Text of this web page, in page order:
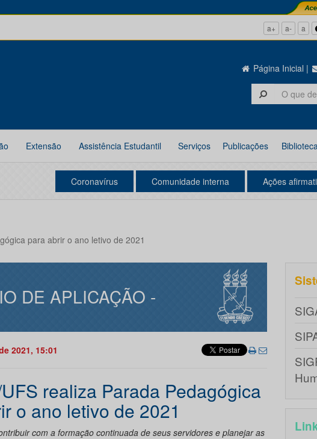
a+ a- a
Página Inicial |
Extensão Assistência Estudantil Serviços Publicações
Coronavírus Comunidade interna Ações
para abrir o ano letivo de 2021
DE APLICAÇÃO -
2021, 15:01
realiza Parada Pedagógica
o ano letivo de 2021
com a formação continuada de seus servidores e planejar as